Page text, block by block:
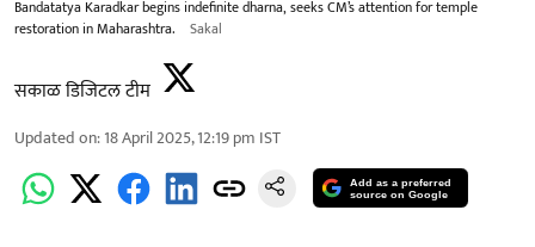
Bandatatya Karadkar begins indefinite dharna, seeks CM’s attention for temple
restoration in Maharashtra.
Sakal
सकाळ डिजिटल टीम
Updated on:18 April 2025, 12:19 pm IST
Add as a preferred
source on Google